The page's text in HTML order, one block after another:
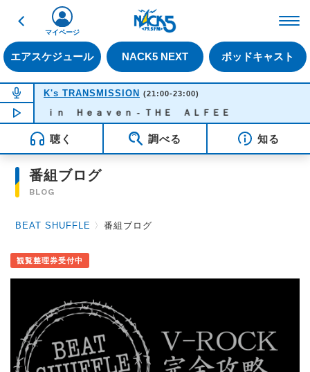
戻る
エアスケジュール NACK5 NEXT ポッドキャスト
マイページ
NOW ON AIR
K's TRANSMISSION (21:00-23:00)
NOW PLAYING 22:31
ｎｇ ｉｎ Ｈｅａｖｅｎ - ＴＨＥ ＡＬＦＥＥ
聴く 調べる 知る
番組ブログ
BLOG
BEAT SHUFFLE 〉番組ブログ
観覧整理券受付中